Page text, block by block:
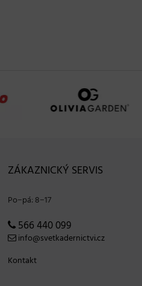
ZÁKAZNICKÝ SERVIS
Po−pá: 8−17
566 440 099
info@svetkadernictvi.cz
Kontakt